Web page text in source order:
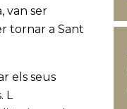
van ser
tornar a Sant
els seus
L